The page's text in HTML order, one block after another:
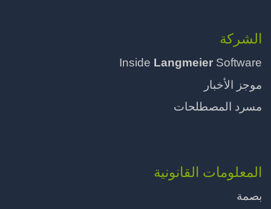
الشركة
Inside Langmeier Software
موجز الأخبار
مسرد المصطلحات
المعلومات القانونية
بصمة